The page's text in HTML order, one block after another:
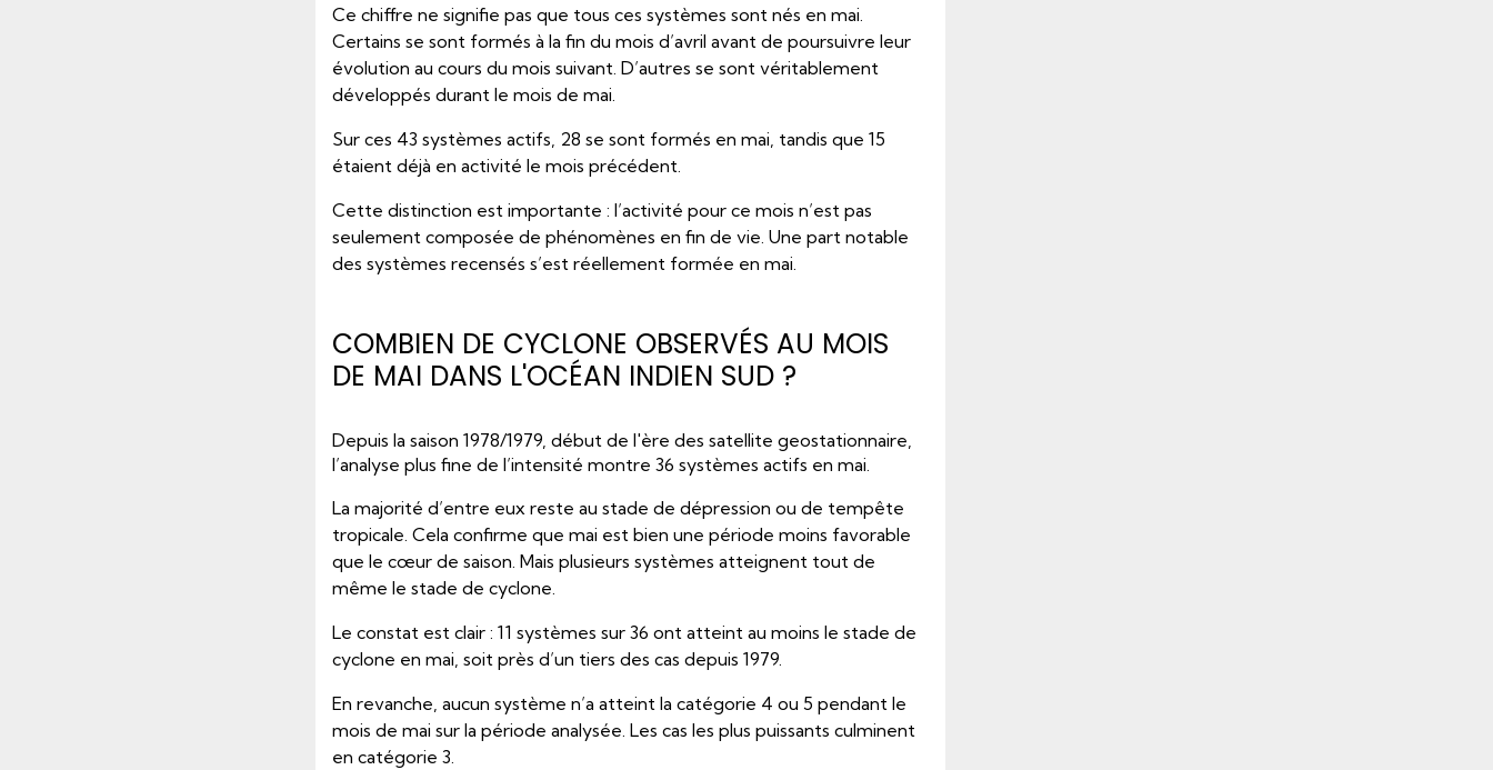
Ce chiffre ne signifie pas que tous ces systèmes sont nés en mai.
Certains se sont formés à la fin du mois d’avril avant de poursuivre leur
évolution au cours du mois suivant. D’autres se sont véritablement
développés durant le mois de mai.
Sur ces 43 systèmes actifs, 28 se sont formés en mai, tandis que 15
étaient déjà en activité le mois précédent.
Cette distinction est importante : l’activité pour ce mois n’est pas
seulement composée de phénomènes en fin de vie. Une part notable
des systèmes recensés s’est réellement formée en mai.
COMBIEN DE CYCLONE OBSERVÉS AU MOIS
DE MAI DANS L'OCÉAN INDIEN SUD ?
Depuis la saison 1978/1979, début de l'ère des satellite geostationnaire,
l’analyse plus fine de l’intensité montre 36 systèmes actifs en mai.
La majorité d’entre eux reste au stade de dépression ou de tempête
tropicale. Cela confirme que mai est bien une période moins favorable
que le cœur de saison. Mais plusieurs systèmes atteignent tout de
même le stade de cyclone.
Le constat est clair : 11 systèmes sur 36 ont atteint au moins le stade de
cyclone en mai, soit près d’un tiers des cas depuis 1979.
En revanche, aucun système n’a atteint la catégorie 4 ou 5 pendant le
mois de mai sur la période analysée. Les cas les plus puissants culminent
en catégorie 3.